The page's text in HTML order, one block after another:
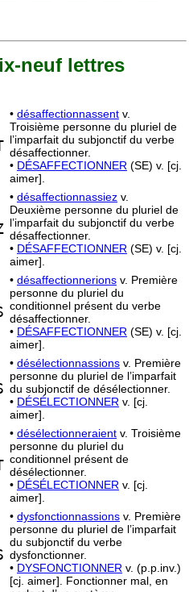
neuf lettres
• désaffectionnassent v.
Troisième personne du pluriel de
l’imparfait du subjonctif du verbe
désaffectionner.
• DÉSAFFECTIONNER (SE) v. [cj.
aimer].
• désaffectionnassiez v.
Deuxième personne du pluriel de
l’imparfait du subjonctif du verbe
désaffectionner.
• DÉSAFFECTIONNER (SE) v. [cj.
aimer].
• désaffectionnerions v. Première
personne du pluriel du
conditionnel présent du verbe
désaffectionner.
• DÉSAFFECTIONNER (SE) v. [cj.
aimer].
• désélectionnassions v. Première
personne du pluriel de l’imparfait
du subjonctif de désélectionner.
• DÉSÉLECTIONNER v. [cj.
aimer].
• désélectionneraient v. Troisième
personne du pluriel du
conditionnel présent de
désélectionner.
• DÉSÉLECTIONNER v. [cj.
aimer].
• dysfonctionnassions v. Première
personne du pluriel de l’imparfait
du subjonctif du verbe
dysfonctionner.
• DYSFONCTIONNER v. (p.p.inv.)
[cj. aimer]. Fonctionner mal, en